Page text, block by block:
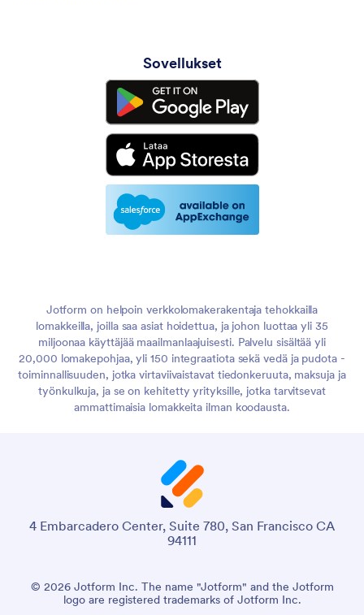
Sovellukset
Jotform on helpoin verkkolomakerakentaja tehokkailla
lomakkeilla, joilla saa asiat hoidettua, ja johon luottaa yli 35
miljoonaa käyttäjää maailmanlaajuisesti. Palvelu sisältää yli
20,000 lomakepohjaa, yli 150 integraatiota sekä vedä ja pudota -
toiminnallisuuden, jotka virtaviivaistavat tiedonkeruuta, maksuja ja
työnkulkuja, ja se on kehitetty yrityksille, jotka tarvitsevat
ammattimaisia lomakkeita ilman koodausta.
4 Embarcadero Center, Suite 780, San Francisco CA
94111
© 2026 Jotform Inc. The name "Jotform" and the Jotform
logo are registered trademarks of Jotform Inc.